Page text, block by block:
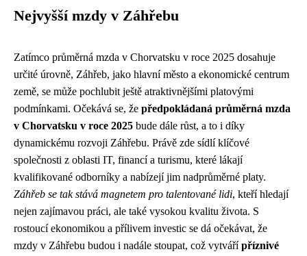
Nejvyšší mzdy v Záhřebu
Zatímco průměrná mzda v Chorvatsku v roce 2025 dosahuje
určité úrovně, Záhřeb, jako hlavní město a ekonomické centrum
země, se může pochlubit ještě atraktivnějšími platovými
podmínkami. Očekává se, že předpokládaná průměrná mzda
v Chorvatsku v roce 2025 bude dále růst, a to i díky
dynamickému rozvoji Záhřebu. Právě zde sídlí klíčové
společnosti z oblasti IT, financí a turismu, které lákají
kvalifikované odborníky a nabízejí jim nadprůměrné platy.
Záhřeb se tak stává magnetem pro talentované lidi, kteří hledají
nejen zajímavou práci, ale také vysokou kvalitu života. S
rostoucí ekonomikou a přílivem investic se dá očekávat, že
mzdy v Záhřebu budou i nadále stoupat, což vytvářípříznivé